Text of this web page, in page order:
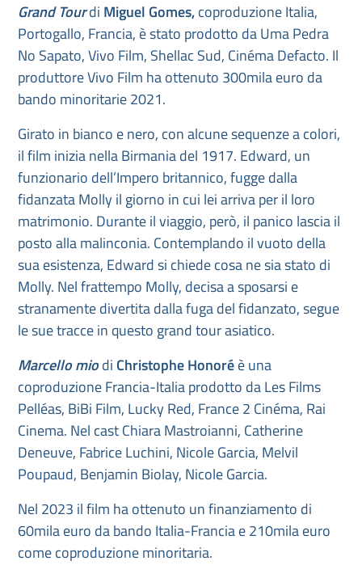
Grand Tourdi Miguel Gomes,coproduzione Italia,
Portogallo, Francia, è stato prodotto da Uma Pedra
No Sapato, Vivo Film, Shellac Sud, Cinéma Defacto. Il
produttore Vivo Film ha ottenuto 300mila euro da
bando minoritarie 2021.
Girato in bianco e nero, con alcune sequenze a colori,
il film inizia nella Birmania del 1917. Edward, un
funzionario dell’Impero britannico, fugge dalla
fidanzata Molly il giorno in cui lei arriva per il loro
matrimonio. Durante il viaggio, però, il panico lascia il
posto alla malinconia. Contemplando il vuoto della
sua esistenza, Edward si chiede cosa ne sia stato di
Molly. Nel frattempo Molly, decisa a sposarsi e
stranamente divertita dalla fuga del fidanzato, segue
le sue tracce in questo grand tour asiatico.
Marcello miodi Christophe Honoréè una
coproduzione Francia-Italia prodotto da Les Films
Pelléas, BiBi Film, Lucky Red, France 2 Cinéma, Rai
Cinema. Nel cast Chiara Mastroianni, Catherine
Deneuve, Fabrice Luchini, Nicole Garcia, Melvil
Poupaud, Benjamin Biolay, Nicole Garcia.
Nel 2023 il film ha ottenuto un finanziamento di
60mila euro da bando Italia-Francia e 210mila euro
come coproduzione minoritaria.